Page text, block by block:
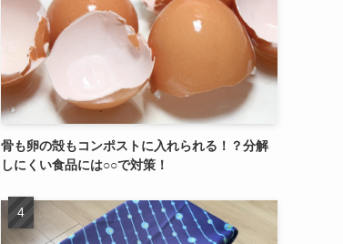
骨も卵の殻もコンポストに入れられる！？分解
しにくい食品には○○で対策！